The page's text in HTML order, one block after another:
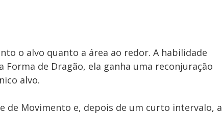
o alvo quanto a área ao redor. A habilidade
Forma de Dragão, ela ganha uma reconjuração
alvo.
de Movimento e, depois de um curto intervalo, a